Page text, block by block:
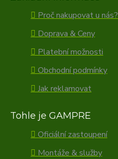
Proč nakupovat u nás?
Doprava & Ceny
Platební možnosti
Obchodní podmínky
Jak reklamovat
Tohle je GAMPRE
Oficiální zastoupení
Montáže & služby